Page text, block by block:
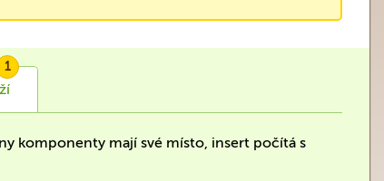
1
komponenty mají své místo, insert počítá s